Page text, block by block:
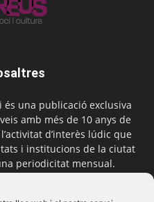
és una publicació exclusiva
amb més de 10 anys de
d’interès lúdic que
i institucions de la ciutat
periodicitat mensual.